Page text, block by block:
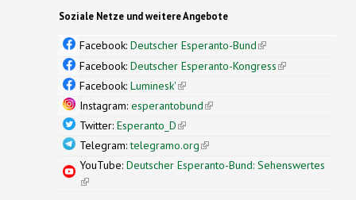
Soziale Netze und weitere Angebote
Facebook: Deutscher Esperanto-Bund(link is
external)
Facebook: Deutscher Esperanto-Kongress(link is
Facebook: Luminesk'(link is external)
Instagram: esperantobund(link is external)
Twitter: Esperanto_D(link is external)
Telegram:telegramo.org(link is external)
YouTube: Deutscher Esperanto-Bund: Sehenswertes
(link is external)